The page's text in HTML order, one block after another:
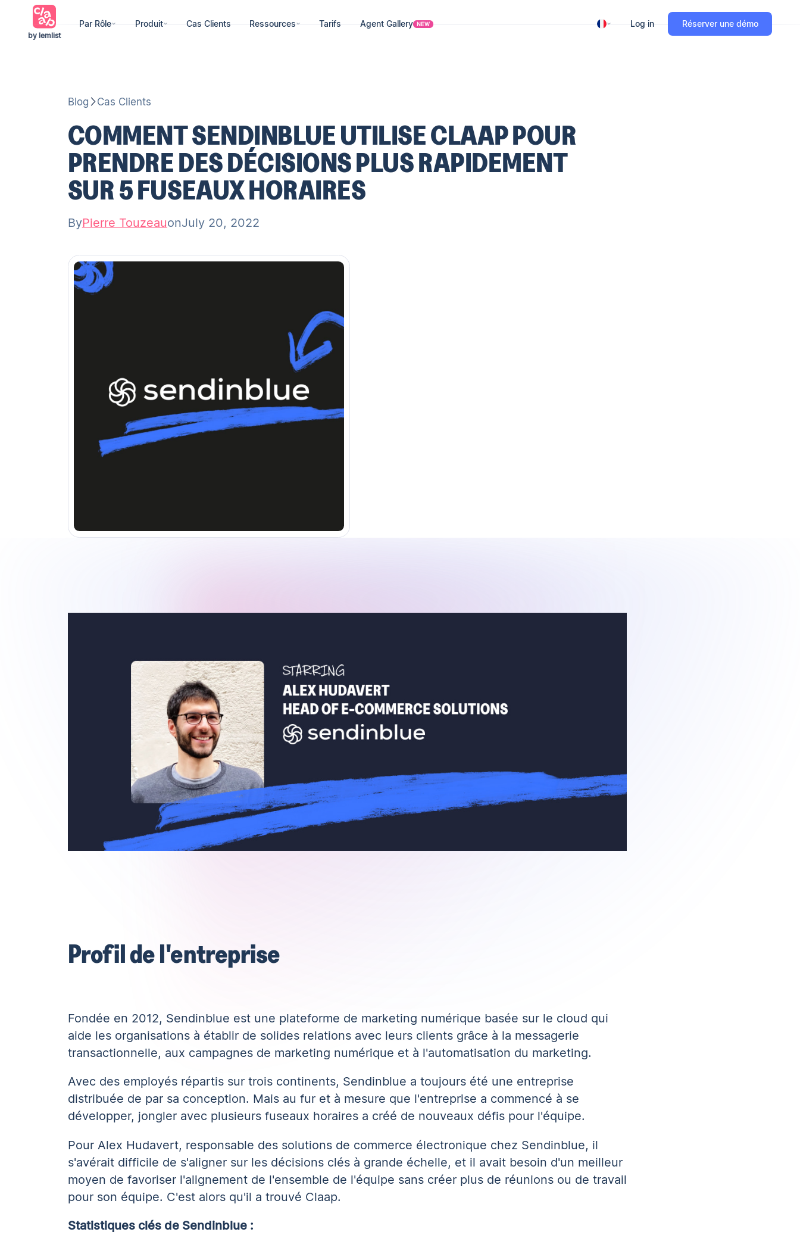
by lemlist
Par Rôle Produit Cas Clients Ressources Tarifs Agent Gallery NEW Log in Réserver une démo
Blog Cas Clients
COMMENT SENDINBLUE UTILISE CLAAP POUR
PRENDRE DES DÉCISIONS PLUS RAPIDEMENT
SUR 5 FUSEAUX HORAIRES
ByPierre TouzeauonJuly 20, 2022
Profil de l'entreprise
Fondée en 2012, Sendinblue est une plateforme de marketing numérique basée sur le cloud qui
aide les organisations à établir de solides relations avec leurs clients grâce à la messagerie
transactionnelle, aux campagnes de marketing numérique et à l'automatisation du marketing.
Avec des employés répartis sur trois continents, Sendinblue a toujours été une entreprise
distribuée de par sa conception. Mais au fur et à mesure que l'entreprise a commencé à se
développer, jongler avec plusieurs fuseaux horaires a créé de nouveaux défis pour l'équipe.
Pour Alex Hudavert, responsable des solutions de commerce électronique chez Sendinblue, il
s'avérait difficile de s'aligner sur les décisions clés à grande échelle, et il avait besoin d'un meilleur
moyen de favoriser l'alignement de l'ensemble de l'équipe sans créer plus de réunions ou de travail
pour son équipe. C'est alors qu'il a trouvé Claap.
Statistiques clés de Sendinblue :